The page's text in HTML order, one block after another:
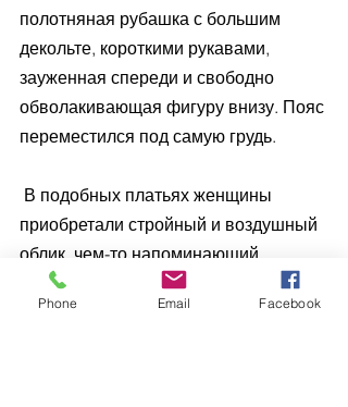
полотняная рубашка с большим
декольте, короткими рукавами,
зауженная спереди и свободно
обволакивающая фигуру внизу. Пояс
переместился под самую грудь.
приобретали стройный и воздушный
облик, чем-то напоминающий
древнегреческих богинь. Подражая
белизне античных статуй, открытые
Phone Email Facebook